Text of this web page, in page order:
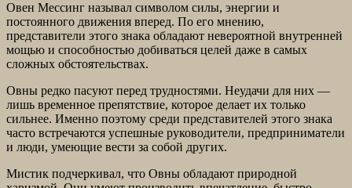
Овен Мессинг называл символом силы, энергии и
постоянного движения вперед. По его мнению,
представители этого знака обладают невероятной внутренней
мощью и способностью добиваться целей даже в самых
сложных обстоятельствах.
Овны редко пасуют перед трудностями. Неудачи для них —
лишь временное препятствие, которое делает их только
сильнее. Именно поэтому среди представителей этого знака
часто встречаются успешные руководители, предприниматели
и люди, умеющие вести за собой других.
Мистик подчеркивал, что Овны обладают природной